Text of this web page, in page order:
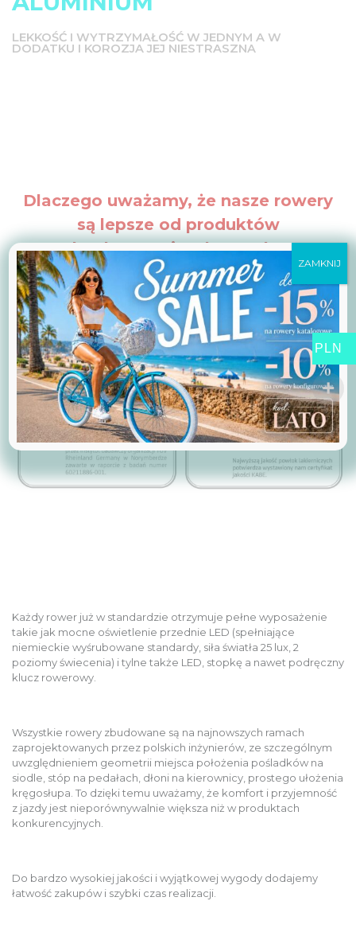
LEKKOŚĆ I WYTRZYMAŁOŚĆ W JEDNYM A W
DODATKU I KOROZJA JEJ NIESTRASZNA
Dlaczego uważamy, że nasze rowery
są lepsze od produktów
konkurencyjnych marek?
Bo według nas dajemy Ci znacznie
więcej, niż produkty konkurencyjne.
Każdy rower już w standardzie otrzymuje pełne wyposażenie
takie jak mocne oświetlenie przednie LED (spełniające
niemieckie wyśrubowane standardy, siła światła 25 lux, 2
poziomy świecenia) i tylne także LED, stopkę a nawet podręczny
klucz rowerowy.
Wszystkie rowery zbudowane są na najnowszych ramach
zaprojektowanych przez polskich inżynierów, ze szczególnym
uwzględnieniem geometrii miejsca położenia pośladków na
siodle, stóp na pedałach, dłoni na kierownicy, prostego ułożenia
kręgosłupa. To dzięki temu uważamy, że komfort i przyjemność
z jazdy jest nieporównywalnie większa niż w produktach
konkurencyjnych.
Do bardzo wysokiej jakości i wyjątkowej wygody dodajemy
łatwość zakupów i szybki czas realizacji.
PLN
ZAMKNIJ